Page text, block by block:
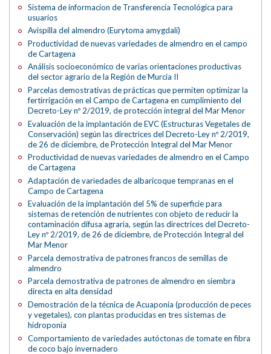
Sistema de informacion de Transferencia Tecnológica para
usuarios
Avispilla del almendro (Eurytoma amygdali)
Productividad de nuevas variedades de almendro en el campo
de Cartagena
Análisis socioeconómico de varias orientaciones productivas
del sector agrario de la Región de Murcia II
Parcelas demostrativas de prácticas que permiten optimizar la
fertirrigación en el Campo de Cartagena en cumplimiento del
Decreto-Ley nº 2/2019, de protección integral del Mar Menor
Evaluación de la implantación de EVC (Estructuras Vegetales de
Conservación) según las directrices del Decreto-Ley nº 2/2019,
de 26 de diciembre, de Protección Integral del Mar Menor
Productividad de nuevas variedades de almendro en el Campo
de Cartagena
Adaptación de variedades de albaricoque tempranas en el
Campo de Cartagena
Evaluación de la implantación del 5% de superficie para
sistemas de retención de nutrientes con objeto de reducir la
contaminación difusa agraria, según las directrices del Decreto-
Ley nº 2/2019, de 26 de diciembre, de Protección Integral del
Mar Menor
Parcela demostrativa de patrones francos de semillas de
almendro
Parcela demostrativa de patrones de almendro en siembra
directa en alta densidad
Demostración de la técnica de Acuaponía (producción de peces
y vegetales), con plantas producidas en tres sistemas de
hidroponía
Comportamiento de variedades autóctonas de tomate en fibra
de coco bajo invernadero